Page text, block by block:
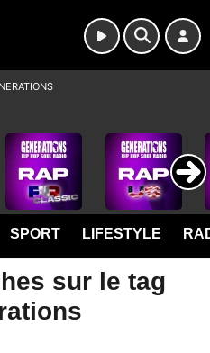
SPORT LIFESTYLE
sur le tag